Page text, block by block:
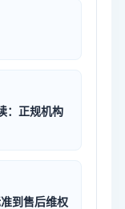
：正规机构
到售后维权